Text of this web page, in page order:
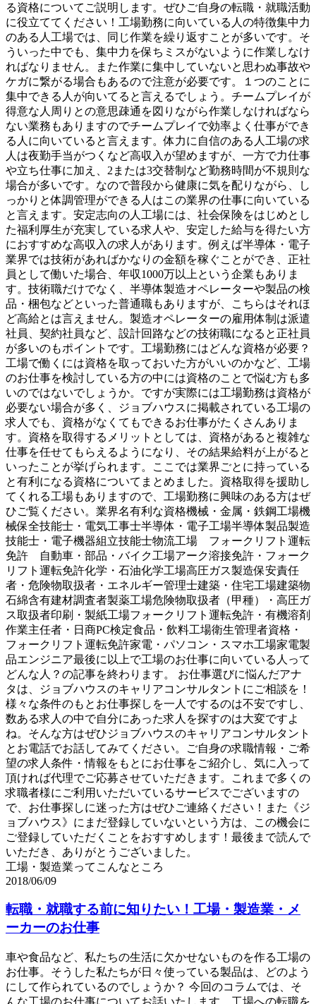
る資格についてご説明します。ぜひご自身の転職・就職活動
に役立ててください！工場勤務に向いている人の特徴集中力
のある人工場では、同じ作業を繰り返すことが多いです。そ
ういった中でも、集中力を保ちミスがないように作業しなけ
ればなりません。また作業に集中していないと思わぬ事故や
ケガに繋がる場合もあるので注意が必要です。１つのことに
集中できる人が向いてると言えるでしょう。チームプレイが
得意な人周りとの意思疎通を図りながら作業しなければなら
ない業務もありますのでチームプレイで効率よく仕事ができ
る人に向いていると言えます。体力に自信のある人工場の求
人は夜勤手当がつくなど高収入が望めますが、一方で力仕事
や立ち仕事に加え、2または3交替制など勤務時間が不規則な
場合が多いです。なので普段から健康に気を配りながら、し
っかりと体調管理ができる人はこの業界の仕事に向いている
と言えます。安定志向の人工場には、社会保険をはじめとし
た福利厚生が充実している求人や、安定した給与を得たい方
におすすめな高収入の求人があります。例えば半導体・電子
業界では技術があればかなりの金額を稼ぐことができ、正社
員として働いた場合、年収1000万以上という企業もありま
す。技術職だけでなく、半導体製造オペレーターや製品の検
品・梱包などといった普通職もありますが、こちらはそれほ
ど高給とは言えません。製造オペレーターの雇用体制は派遣
社員、契約社員など、設計回路などの技術職になると正社員
が多いのもポイントです。工場勤務にはどんな資格が必要？
工場で働くには資格を取っておいた方がいいのかなど、工場
のお仕事を検討している方の中には資格のことで悩む方も多
いのではないでしょうか。ですが実際には工場勤務は資格が
必要ない場合が多く、ジョブハウスに掲載されている工場の
求人でも、資格がなくてもできるお仕事がたくさんありま
す。資格を取得するメリットとしては、資格があると複雑な
仕事を任せてもらえるようになり、その結果給料が上がると
いったことが挙げられます。ここでは業界ごとに持っている
と有利になる資格についてまとめました。資格取得を援助し
てくれる工場もありますので、工場勤務に興味のある方はぜ
ひご覧ください。業界名有利な資格機械・金属・鉄鋼工場機
械保全技能士・電気工事士半導体・電子工場半導体製品製造
技能士・電子機器組立技能士物流工場 フォークリフト運転
免許 自動車・部品・バイク工場アーク溶接免許・フォーク
リフト運転免許化学・石油化学工場高圧ガス製造保安責任
者・危険物取扱者・エネルギー管理士建築・住宅工場建築物
石綿含有建材調査者製薬工場危険物取扱者（甲種）・高圧ガ
ス取扱者印刷・製紙工場フォークリフト運転免許・有機溶剤
作業主任者・日商PC検定食品・飲料工場衛生管理者資格・
フォークリフト運転免許家電・パソコン・スマホ工場家電製
品エンジニア最後に以上で工場のお仕事に向いている人って
どんな人？の記事を終わります。 お仕事選びに悩んだアナ
タは、ジョブハウスのキャリアコンサルタントにご相談を！
様々な条件のもとお仕事探しを一人でするのは不安ですし、
数ある求人の中で自分にあった求人を探すのは大変ですよ
ね。そんな方はぜひジョブハウスのキャリアコンサルタント
とお電話でお話してみてください。ご自身の求職情報・ご希
望の求人条件・情報をもとにお仕事をご紹介し、気に入って
頂ければ代理でご応募させていただきます。これまで多くの
求職者様にご利用いただいているサービスでございますの
で、お仕事探しに迷った方はぜひご連絡ください！また《ジ
ョブハウス》にまだ登録していないという方は、この機会に
ご登録していただくことをおすすめします！最後まで読んで
いただき、ありがとうございました。
工場・製造業ってこんなところ
2018/06/09
転職・就職する前に知りたい！工場・製造業・メ
ーカーのお仕事
車や食品など、私たちの生活に欠かせないものを作る工場の
お仕事。そうした私たちが日々使っている製品は、どのよう
にして作られているのでしょうか？ 今回のコラムでは、そ